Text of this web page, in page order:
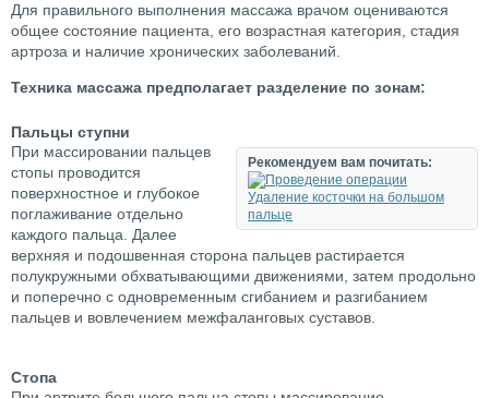
Для правильного выполнения массажа врачом оцениваются
общее состояние пациента, его возрастная категория, стадия
артроза и наличие хронических заболеваний.
Техника массажа предполагает разделение по зонам:
Пальцы ступни
Рекомендуем вам почитать:
Удаление косточки на большом
пальце
При массировании пальцев
стопы проводится
поверхностное и глубокое
поглаживание отдельно
каждого пальца. Далее
верхняя и подошвенная сторона пальцев растирается
полукружными обхватывающими движениями, затем продольно
и поперечно с одновременным сгибанием и разгибанием
пальцев и вовлечением межфаланговых суставов.
Стопа